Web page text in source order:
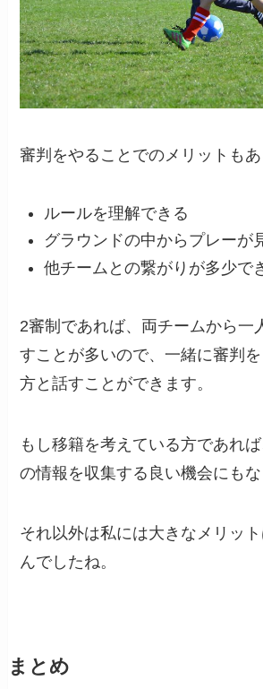
審判をやることでのメリットもあ
ルールを理解できる
グラウンドの中からプレーが
他チームとの繋がりが多少で
2審制であれば、両チームから一
すことが多いので、一緒に審判
方と話すことができます。
もし移籍を考えている方であれ
の情報を収集する良い機会にもな
それ以外は私には大きなメリッ
んでしたね。
まとめ